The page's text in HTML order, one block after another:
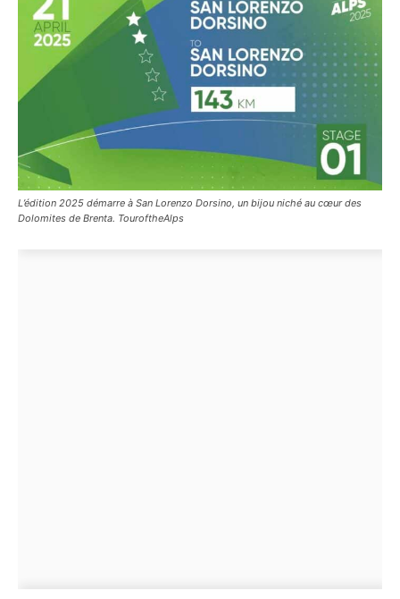
L’édition 2025 démarre à San Lorenzo Dorsino, un bijou niché au cœur des
Dolomites de Brenta. TouroftheAlps